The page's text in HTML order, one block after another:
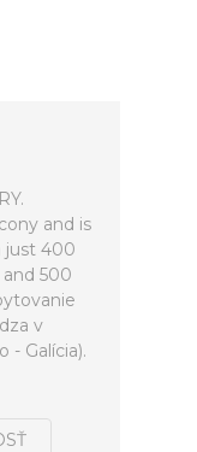
and is
just 400
500
v
- Galícia).